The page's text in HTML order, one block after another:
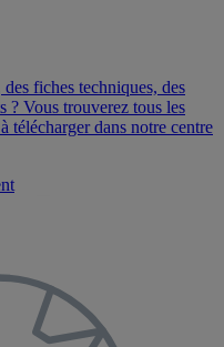
fiches techniques, des
? Vous trouverez tous les
télécharger dans notre centre